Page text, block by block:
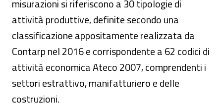
misurazioni si riferiscono a 30 tipologie di
attività produttive, definite secondo una
classificazione appositamente realizzata da
Contarp nel 2016 e corrispondente a 62 codici di
attività economica Ateco 2007, comprendenti i
settori estrattivo, manifatturiero e delle
costruzioni.